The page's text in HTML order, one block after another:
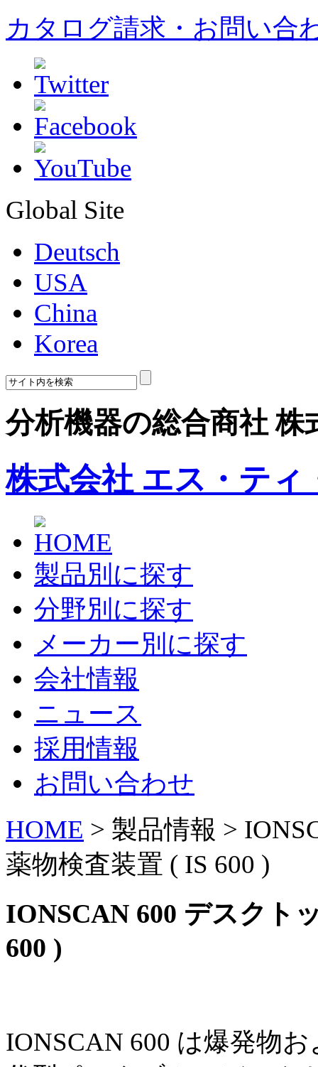
カタログ請求・お問い合
Global Site
Deutsch
USA
China
Korea
分析機器の総合商社
株式会社 エス・ティ
製品別に探す
分野別に探す
メーカー別に探す
会社情報
ニュース
採用情報
お問い合わせ
HOME > 製品情報 >
薬物検査装置 ( IS 600 )
IONSCAN 600 デスクト
600 )
IONSCAN 600 は爆発物